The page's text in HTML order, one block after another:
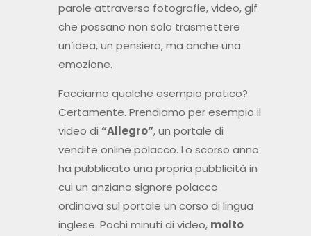
parole attraverso fotografie, video, gif
che possano non solo trasmettere
un’idea, un pensiero, ma anche una
emozione.
Facciamo qualche esempio pratico?
Certamente. Prendiamo per esempio il
video di “Allegro”, un portale di
vendite online polacco. Lo scorso anno
ha pubblicato una propria pubblicità in
cui un anziano signore polacco
ordinava sul portale un corso di lingua
inglese. Pochi minuti di video, molto